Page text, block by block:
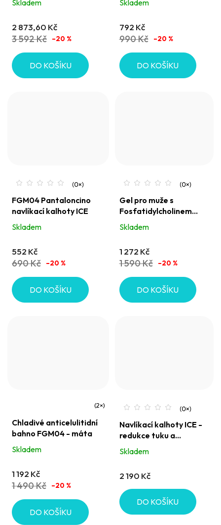
Skladem
2 873,60 Kč
3 592 Kč –20 %
DO KOŠÍKU
Skladem
792 Kč
990 Kč –20 %
DO KOŠÍKU
FGM04 Pantaloncino
navlíkací kalhoty ICE
Skladem
552 Kč
690 Kč –20 %
DO KOŠÍKU
Gel pro muže s
Fosfatidylcholinem
FGM04 - napomáhá
odbourávat tukové
Skladem
1 272 Kč
1 590 Kč –20 %
DO KOŠÍKU
hodnocení
produktu
je
z
5
hvězdiček.
Chladivé anticelulitidní
bahno FGM04 - máta
Skladem
1 192 Kč
1 490 Kč –20 %
DO KOŠÍKU
Navlíkací kalhoty ICE -
redukce tuku a
odvodnění 3+1 zdarma
Skladem
2 190 Kč
DO KOŠÍKU